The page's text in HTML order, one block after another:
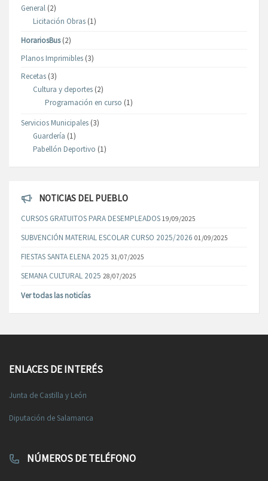
General (2)
Licitación Obras (1)
HorariosBus(2)
Planos Imprimibles (3)
Recetas (3)
Cultura y deportes (2)
Programación en curso (1)
Servicios Municipales (3)
Guardería (1)
Pabellón Deportivo (1)
NOTICIAS DEL PUEBLO
CURSOS GRATUITOS PARA DESEMPLEADOS 19/09/2025
SUBVENCIÓN MATERIAL ESCOLAR CURSO 2025/2026 01/09/2025
FIESTAS SANTA ELENA 2025 31/07/2025
SEMANA CULTURAL 2025 28/07/2025
Ver todas las noticías
ENLACES DE INTERÉS
Junta de Castilla y León
Diputación de Salamanca
NÚMEROS DE TELÉFONO